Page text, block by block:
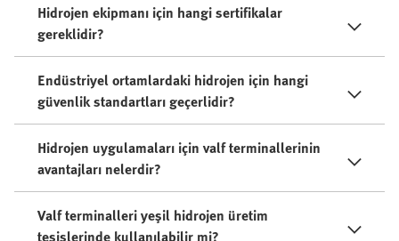
Hidrojen ekipmanı için hangi sertifikalar
gereklidir?
Endüstriyel ortamlardaki hidrojen için hangi
güvenlik standartları geçerlidir?
Hidrojen uygulamaları için valf terminallerinin
avantajları nelerdir?
Valf terminalleri yeşil hidrojen üretim
tesislerinde kullanılabilir mi?